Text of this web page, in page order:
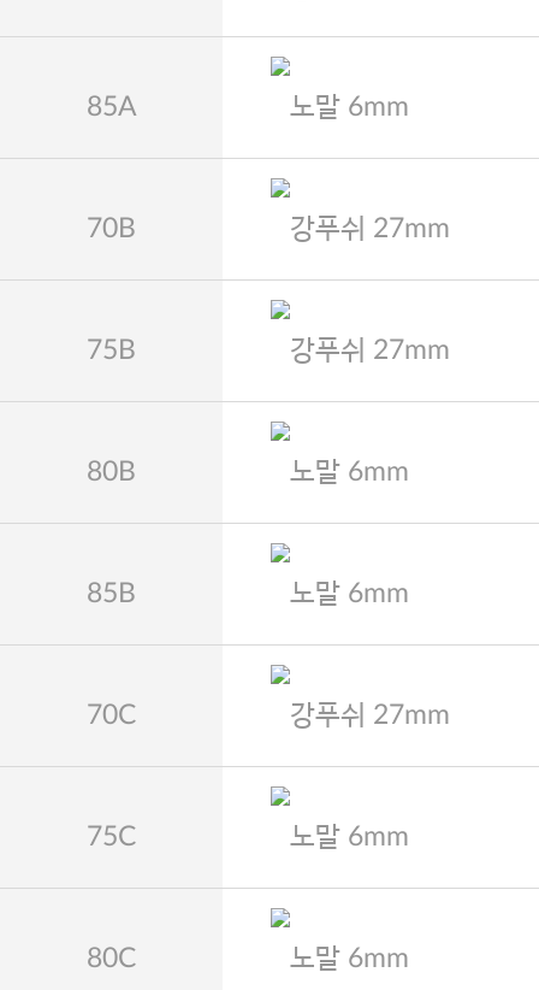
85A 노말 6mm
70B 강푸쉬 27mm
75B 강푸쉬 27mm
80B 노말 6mm
85B 노말 6mm
70C 강푸쉬 27mm
75C 노말 6mm
80C 노말 6mm